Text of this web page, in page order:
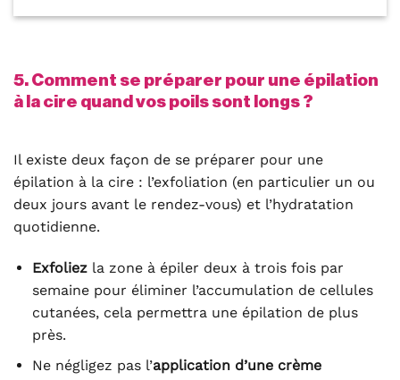
5. Comment se préparer pour une épilation
à la cire quand vos poils sont longs ?
Il existe deux façon de se préparer pour une
épilation à la cire : l’exfoliation (en particulier un ou
deux jours avant le rendez-vous) et l’hydratation
quotidienne.
Exfoliezla zone à épiler deux à trois fois par
semaine pour éliminer l’accumulation de cellules
cutanées, cela permettra une épilation de plus
près.
Ne négligez pas l’application d’une crème